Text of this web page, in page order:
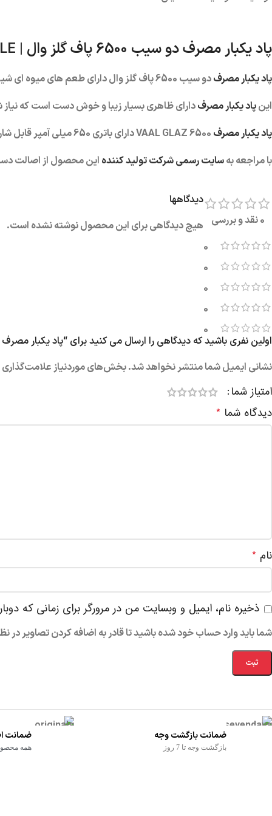
پاد یکبار مصرف دو سیب 6500 پاف گلز وال | VAAL GLAZ 6500 PUFFS DOUBLE APPLE
پاد یکبار مصرفدو سیب 6500 پاف گلز وال دارای طعم های میوه ای شیرین می باشد.
اینپاد یکبار مصرفدارای ظاهری بسیار زیبا و خوش دست است که نیاز
پاد یکبار مصرف
با مراجعه بهسایت رسمی شرکت تولید کننده این محصول از اصالت
0 نقد و بررسی
0
0
0
0
0
دیدگاهها
هیچ دیدگاهی برای این محصول نوشته نشده است.
اولین نفری باشید که دیدگاهی را ارسال می کنید برای “پاد یکبار مصرف دو سیب 6500
نشانی ایمیل شما منتشر نخواهد شد.بخش‌های موردنیاز علامت‌گذاری
امتیاز شما
دیدگاه شما *
نام *
ذخیره نام، ایمیل و وبسایت من در مرورگر برای زمانی که
شما باید وارد حساب خود شده باشید تا قادر به اضافه کردن تصاویر در
ضمانت بازگشت وجه
بازگشت وجه تا 7 روز
ضمانت
همه